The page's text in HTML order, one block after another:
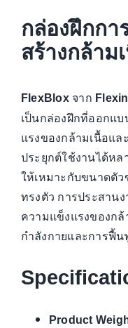
กล่องฝึกกา
สร้างกล้าม
FlexBloxจาก
เป็นกล่องฝึกที่ออกแ
แรงของกล้ามเนื้อแล
ประยุกต์ใช้งานได้ห
ให้เหมาะกับขนาดตั
ทรงตัว การประสาน
ความแข็งแรงของก
กำลังกายและการฟื้
Product